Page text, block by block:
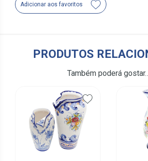
Adicionar aos favoritos
PRODUTOS
Também poderá